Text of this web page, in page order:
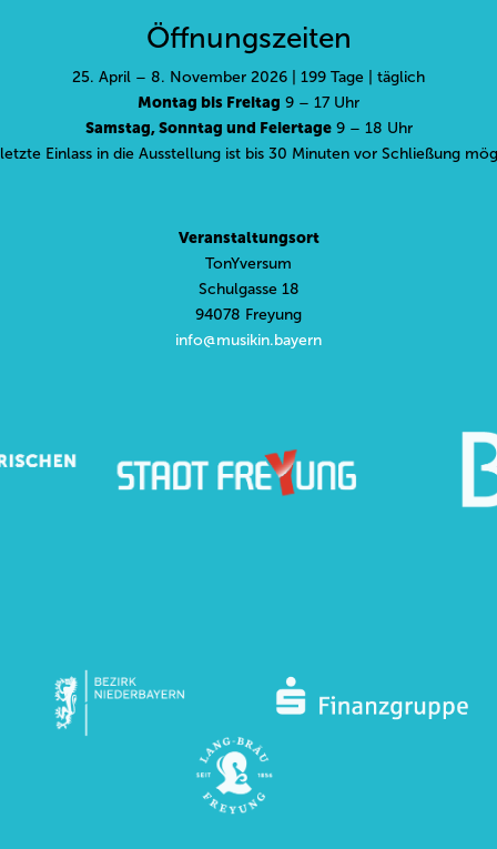
Öffnungszeiten
25. April – 8. November 2026 | 199 Tage | täglich
Montag bis Freitag 9 – 17 Uhr
Samstag, Sonntag und Feiertage9 – 18 Uhr
Einlass in die Ausstellung ist bis 30 Minuten vor Schließung
Veranstaltungsort
TonYversum
Schulgasse 18
94078 Freyung
info@musikin.bayern